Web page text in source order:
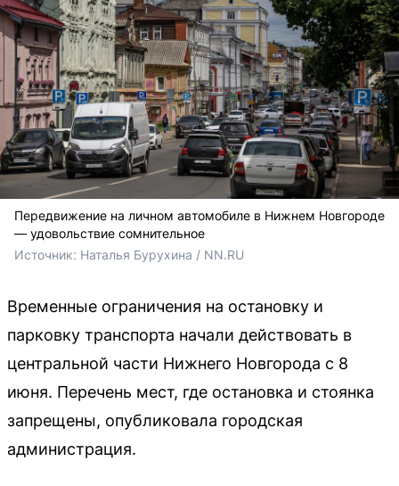
Передвижение на личном автомобиле в Нижнем Новгороде
— удовольствие сомнительное
Источник: Наталья Бурухина / NN.RU
Временные ограничения на остановку и
парковку транспорта начали действовать в
центральной части Нижнего Новгорода с 8
июня. Перечень мест, где остановка и стоянка
запрещены, опубликовала городская
администрация.